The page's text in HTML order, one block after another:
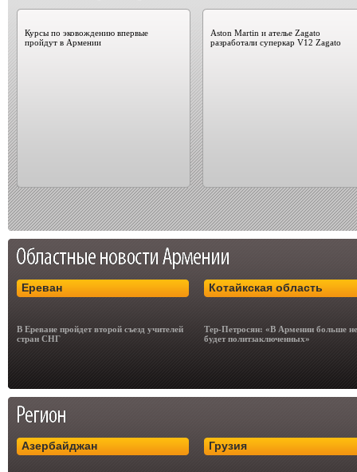
Курсы по эковождению впервые
пройдут в Армении
Aston Martin и ателье Zagato
разработали суперкар V12 Zagato
Ереван
В Ереване пройдет второй съезд учителей
стран СНГ
Котайкская область
Тер-Петросян: «В Армении больше не
будет политзаключенных»
Азербайджан Грузия